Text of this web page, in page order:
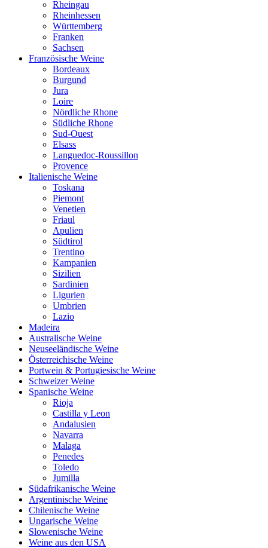
Rheingau
Rheinhessen
Württemberg
Franken
Sachsen
Französische Weine
Bordeaux
Burgund
Jura
Loire
Nördliche Rhone
Südliche Rhone
Sud-Ouest
Elsass
Languedoc-Roussillon
Provence
Italienische Weine
Toskana
Piemont
Venetien
Friaul
Apulien
Südtirol
Trentino
Kampanien
Sizilien
Sardinien
Ligurien
Umbrien
Lazio
Madeira
Australische Weine
Neuseeländische Weine
Österreichische Weine
Portwein & Portugiesische Weine
Schweizer Weine
Spanische Weine
Rioja
Castilla y Leon
Andalusien
Navarra
Malaga
Penedes
Toledo
Jumilla
Südafrikanische Weine
Argentinische Weine
Chilenische Weine
Ungarische Weine
Slowenische Weine
Weine aus den USA